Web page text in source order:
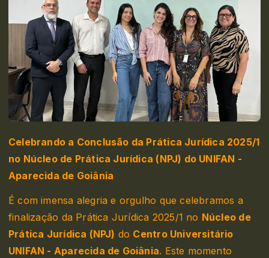
Celebrando a Conclusão da Prática Jurídica 2025/1
no Núcleo de Prática Jurídica (NPJ) do UNIFAN -
Aparecida de Goiânia
É com imensa alegria e orgulho que celebramos a
finalização da Prática Jurídica 2025/1 no Núcleo de
Prática Jurídica (NPJ) do Centro Universitário
UNIFAN - Aparecida de Goiânia. Este momento